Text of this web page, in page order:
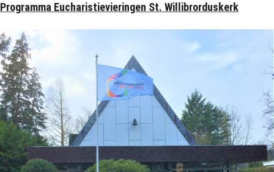
Programma Eucharistievieringen St. Willibrorduskerk